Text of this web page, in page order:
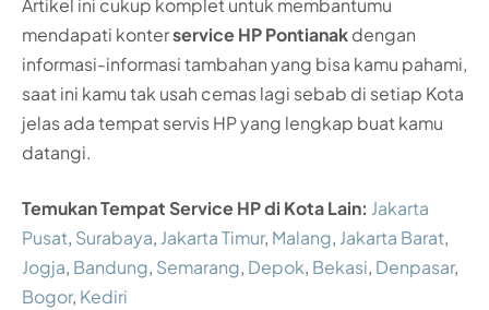
mendapati konterservice HP Pontianakdengan
informasi-informasi tambahan yang bisa kamu pahami,
saat ini kamu tak usah cemas lagi sebab di setiap Kota
jelas ada tempat servis HP yang lengkap buat kamu
datangi.
Temukan Tempat Service HP di Kota Lain: Jakarta
Pusat, Surabaya, Jakarta Timur, Malang, Jakarta Barat,
Jogja, Bandung, Semarang, Depok, Bekasi, Denpasar,
Bogor, Kediri